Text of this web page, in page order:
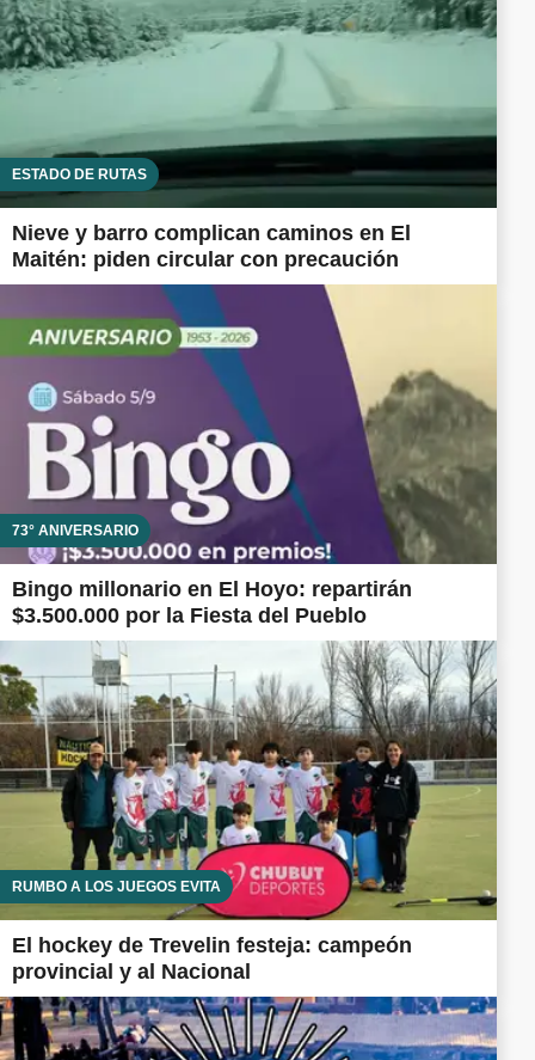
ESTADO DE RUTAS
Nieve y barro complican caminos en El
Maitén: piden circular con precaución
73° ANIVERSARIO
Bingo millonario en El Hoyo: repartirán
$3.500.000 por la Fiesta del Pueblo
RUMBO A LOS JUEGOS EVITA
El hockey de Trevelin festeja: campeón
provincial y al Nacional